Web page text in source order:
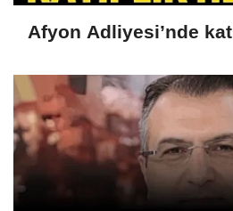
Afyon Adliyesi’nde